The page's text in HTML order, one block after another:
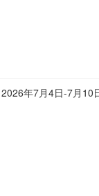
2026年7月4日-7月10